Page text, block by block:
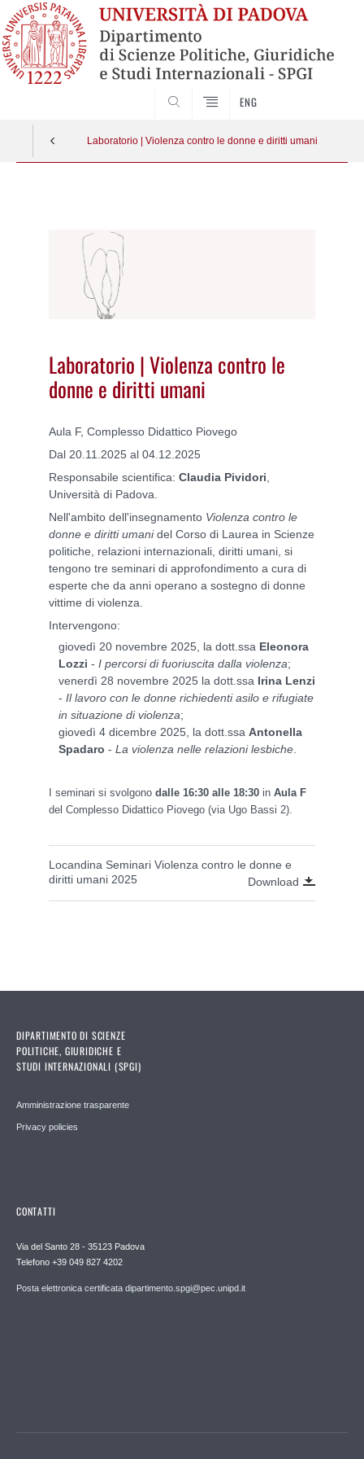
ENG
Laboratorio | Violenza contro le donne e diritti umani
Laboratorio | Violenza contro le
donne e diritti umani
Aula F, Complesso Didattico Piovego
Dal 20.11.2025 al 04.12.2025
Responsabile scientifica: Claudia Pividori
Università di Padova.
Nell'ambito dell'insegnamento Violenza contro le
donne e diritti umanidel Corso di Laurea in Scienze
politiche, relazioni internazionali, diritti umani, si
tengono tre seminari di approfondimento a cura di
esperte che da anni operano a sostegno di donne
vittime di violenza.
Intervengono:
giovedì 20 novembre 2025, la dott.ssa Eleonora
Lozzi - I percorsi di fuoriuscita dalla violenza;
venerdì 28 novembre 2025 la dott.ssa Irina Lenzi
- Il lavoro con le donne richiedenti asilo e rifugiate
in situazione di violenza;
giovedì 4 dicembre 2025, la dott.ssa Antonella
Spadaro - La violenza nelle relazioni lesbiche
I seminari si svolgono dalle 16:30 alle 18:30 in Aula F
del Complesso Didattico Piovego (via Ugo Bassi 2).
Locandina Seminari Violenza contro le donne e
diritti umani 2025
Download
DIPARTIMENTO DI SCIENZE
POLITICHE, GIURIDICHE E
STUDI INTERNAZIONALI (SPGI)
Amministrazione trasparente
Privacy policies
CONTATTI
Via del Santo 28 - 35123 Padova
Telefono +39 049 827 4202
Posta elettronica certificata dipartimento.spgi@pec.unipd.it